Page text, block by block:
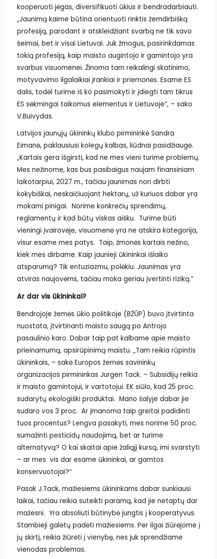
kooperuoti jėgas, diversifikuoti ūkius ir bendradarbiauti.
„Jaunimą kaime būtina orientuoti rinktis žemdirbišką
profesiją, parodant ir atskleidžiant svarbą ne tik savo
šeimai, bet ir visai Lietuvai. Juk žmogus, pasirinkdamas
tokią profesiją, kaip maisto augintojo ir gamintojo yra
svarbus visuomenei. Žinoma tam reikalingi skatinimo,
motyvavimo ilgalaikiai įrankiai ir priemonės. Esame ES
dalis, todėl turime iš ko pasimokyti ir įdiegti tam tikrus
ES sėkmingai taikomus elementus ir Lietuvoje“, – sako
V.Buivydas.
Latvijos jaunųjų ūkininkų klubo pirmininkė Sandra
Eimanė, paklausiusi kolegų kalbas, liūdnai pasidžiaugė.
„Kartais gera išgirsti, kad ne mes vieni turime problemų.
Mes nežinome, kas bus pasibaigus naujam finansiniam
laikotarpiui, 2027 m., tačiau jaunimas nori dirbti
kokybiškai, neskaičiuojant hektarų, už kuriuos dabar yra
mokami pinigai. Norime konkrečių sprendimų,
reglamentų ir kad būtų viskas aišku. Turime būti
vieningi įvairovėje, visuomenė yra ne atskira kategorija,
visur esame mes patys. Taip, žmonės kartais nežino,
kiek mes dirbame. Kaip jaunieji ūkininkai išlaiko
atsparumą? Tik entuziazmu, polėkiu. Jaunimas yra
atviras naujovėms, tačiau moka geriau įvertinti riziką.“
Ar dar vis ūkininkai?
Bendrojoje žemės ūkio politikoje (BŽŪP) buvo įtvirtinta
nuostata, įtvirtinanti maisto saugą po Antrojo
pasaulinio karo. Dabar taip pat kalbame apie maisto
prieinamumą, apsirūpinimą maistu. „Tam reikia rūpintis
ūkininkais, – sakė Europos žemės savininkų
organizacijos pirmininkas Jurgen Tack. – Subsidijų reikia
ir maisto gamintojui, ir vartotojui. EK siūlo, kad 25 proc.
sudarytų ekologiški produktai. Mano šalyje dabar jie
sudaro vos 3 proc. Ar įmanoma taip greitai padidinti
tuos procentus? Lengva pasakyti, mes norime 50 proc.
sumažinti pesticidų naudojimą, bet ar turime
alternatyvą? O kai skaitai apie žaliąjį kursą, imi svarstyti
– ar mes vis dar esame ūkininkai, ar gamtos
konservuotojai?“
Pasak J.Tack, mažiesiems ūkininkams dabar sunkiausi
laikai, tačiau reikia suteikti paramą, kad jie netaptų dar
mažesni. Yra absoliuti būtinybė jungtis į kooperatyvus.
Stambieji galėtų padėti mažiesiems. Per ilgai žiūrėjome į
jų skirtį, reikia žiūrėti į vienybę, nes juk sprendžiame
vienodas problemas.